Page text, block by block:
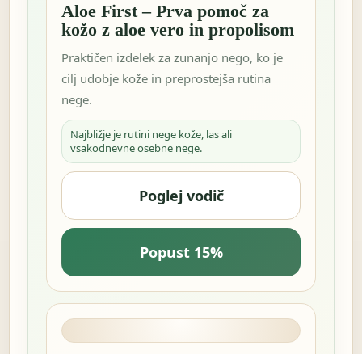
Aloe First – Prva pomoč za
kožo z aloe vero in propolisom
Praktičen izdelek za zunanjo nego, ko je
cilj udobje kože in preprostejša rutina
nege.
Najbližje je rutini nege kože, las ali
vsakodnevne osebne nege.
Poglej vodič
Popust 15%